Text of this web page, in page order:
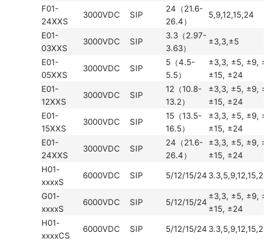
F01-
24XXS
3000VDC SIP
24（21.6-
26.4）
5,9,12,15,24
E01-
03XXS
3000VDC SIP
3.3（2.97-
3.63）
±3,3,±5
E01-
05XXS
3000VDC SIP
5（4.5-
5.5）
±3,3, ±5, ±9,
±15, ±24
E01-
12XXS
3000VDC SIP
12（10.8-
13.2）
±3,3, ±5, ±9,
±15, ±24
E01-
15XXS
3000VDC SIP
15（13.5-
16.5）
±3,3, ±5, ±9,
±15, ±24
E01-
24XXS
3000VDC SIP
24（21.6-
26.4）
±3,3, ±5, ±9,
±15, ±24
H01-
xxxxS
6000VDC SIP 5/12/15/24 3.3,5,9,12,15,24
G01-
xxxxS
6000VDC SIP 5/12/15/24
±3,3, ±5, ±9,
±15, ±24
H01-
xxxxCS
6000VDC SIP 5/12/15/24 3.3,5,9,12,15,24